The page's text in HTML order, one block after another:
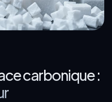
carbonique :